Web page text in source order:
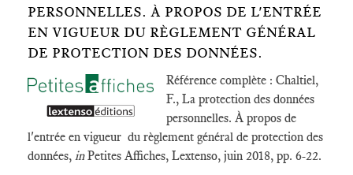
PERSONNELLES. À PROPOS DE L'ENTRÉE
EN VIGUEUR DU RÈGLEMENT GÉNÉRAL
DE PROTECTION DES DONNÉES.
Référence complète : Chaltiel,
F., La protection des données
personnelles. À propos de
l'entrée en vigueur du règlement général de protection des
données, inPetites Affiches, Lextenso, juin 2018, pp. 6-22.